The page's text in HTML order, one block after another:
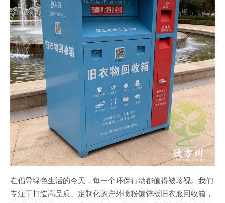
在倡导绿色生活的今天，每一个环保行动都值得被珍视。我们
专注于打造高品质、定制化的户外喷粉镀锌板旧衣服回收箱，